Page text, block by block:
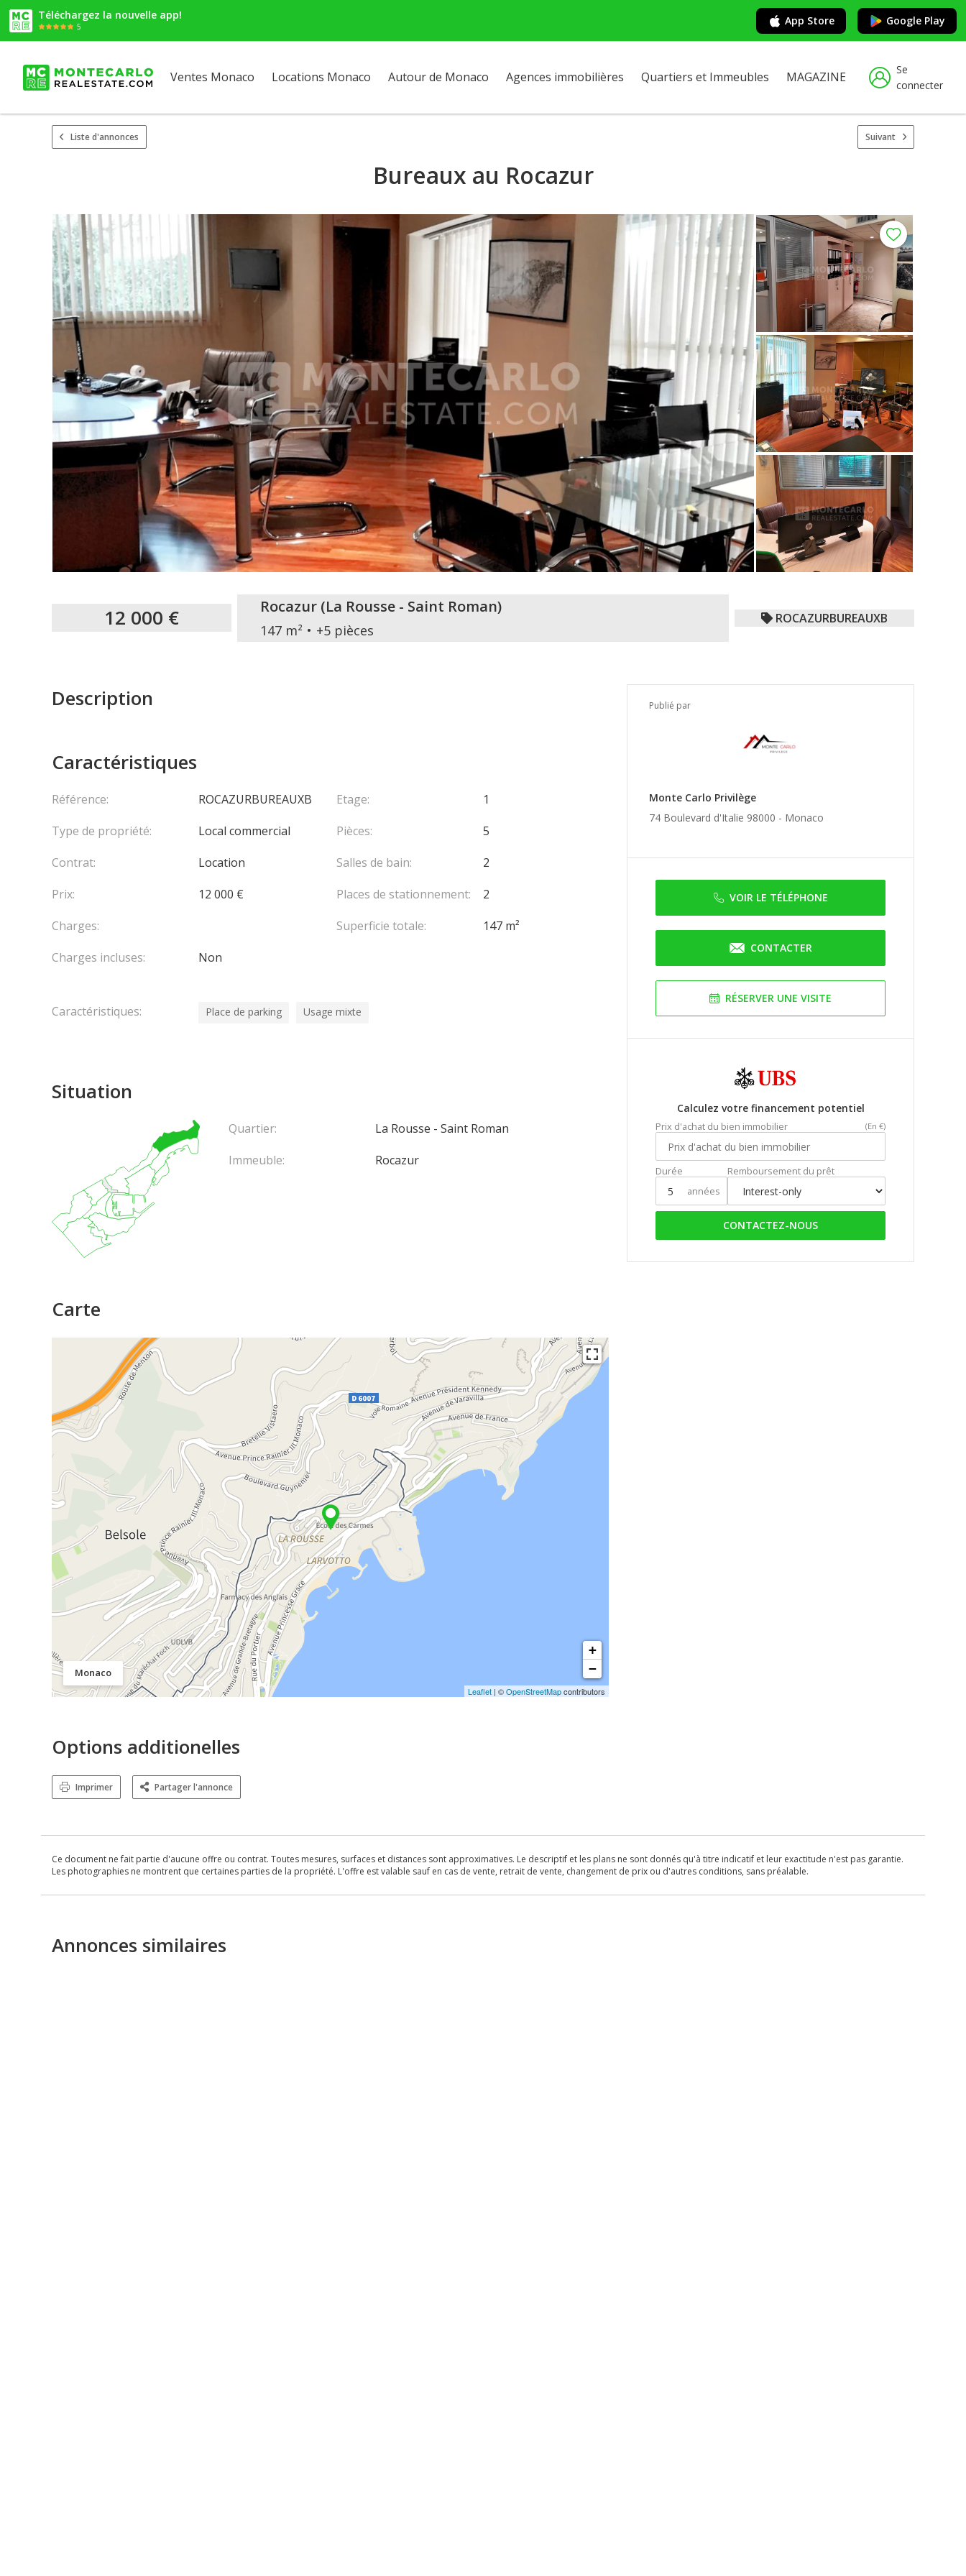
Téléchargez la nouvelle app!
5 App Store Google Play
Ventes Monaco Locations Monaco Autour de Monaco Agences immobilières Quartiers et Immeubles MAGAZINE
Se
connecter
Liste d'annonces Suivant
Bureaux au Rocazur
12 000 € Rocazur (La Rousse - Saint Roman)
147 m² +5 pièces
ROCAZURBUREAUXB
Publié par
Monte Carlo Privilège
74 Boulevard d'Italie 98000 - Monaco
VOIR LE TÉLÉPHONE
CONTACTER
RÉSERVER UNE VISITE
Calculez votre financement potentiel
Prix d'achat du bien immobilier (En €)
Durée
années
Remboursement du prêt
CONTACTEZ-NOUS
Description
Caractéristiques
Référence:
ROCAZURBUREAUXB
Type de propriété:
Local commercial
Contrat:
Location
Prix:
12 000 €
Charges:
Charges incluses:
Non
Etage:
1
Pièces:
5
Salles de bain:
2
Places de stationnement:
2
Superficie totale:
147 m²
Caractéristiques: Place de parking Usage mixte
Situation
Quartier:
La Rousse - Saint Roman
Immeuble:
Rocazur
Carte
Monaco
+
−
Leaflet | ©OpenStreetMapcontributors
Options additionelles
Imprimer Partager l'annonce
Ce document ne fait partie d'aucune offre ou contrat. Toutes mesures, surfaces et distances sont approximatives. Le descriptif et les plans ne sont donnés qu'à titre indicatif et leur exactitude n'est pas garantie.
Les photographies ne montrent que certaines parties de la propriété. L'offre est valable sauf en cas de vente, retrait de vente, changement de prix ou d'autres conditions, sans préalable.
Annonces similaires